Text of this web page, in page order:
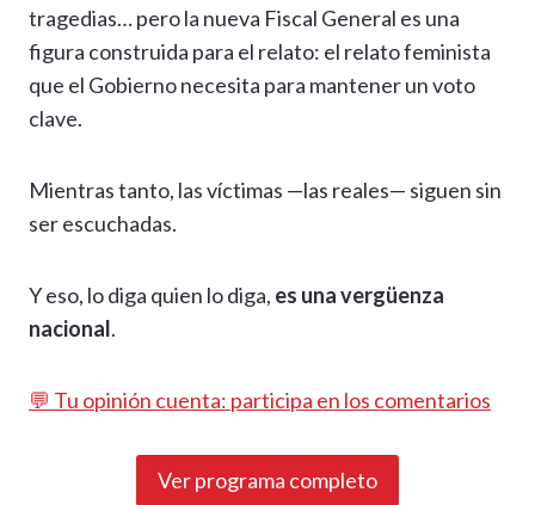
tragedias… pero la nueva Fiscal General es una
figura construida para el relato: el relato feminista
que el Gobierno necesita para mantener un voto
clave.
Mientras tanto, las víctimas —las reales— siguen sin
ser escuchadas.
Y eso, lo diga quien lo diga, es una vergüenza
nacional.
💬 Tu opinión cuenta: participa en los comentarios
Ver programa completo